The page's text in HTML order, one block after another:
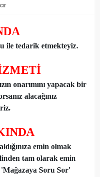
ile tedarik etmekteyiz.
onarımını yapacak bir
alacağınız
emin olmak
tam olarak emin
'Mağazaya Soru Sor'